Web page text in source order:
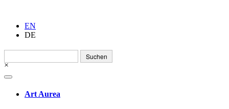
EN
DE
Suchen
nach:
×
Art Aurea